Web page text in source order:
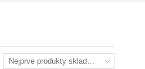
Nejprve produkty skladem